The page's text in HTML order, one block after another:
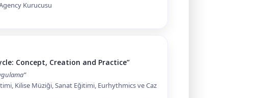
Kurucusu
Concept, Creation and Practice”
Kilise Müziği, Sanat Eğitimi, Eurhythmics ve Caz